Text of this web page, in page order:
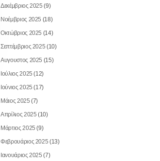
Δεκέμβριος 2025 (9)
Νοέμβριος 2025 (18)
Οκτώβριος 2025 (14)
Σεπτέμβριος 2025 (10)
Αυγουστος 2025 (15)
Ιούλιος 2025 (12)
Ιούνιος 2025 (17)
Μάιος 2025 (7)
Απρίλιος 2025 (10)
Μάρτιος 2025 (9)
Φεβρουάριος 2025 (13)
Ιανουάριος 2025 (7)